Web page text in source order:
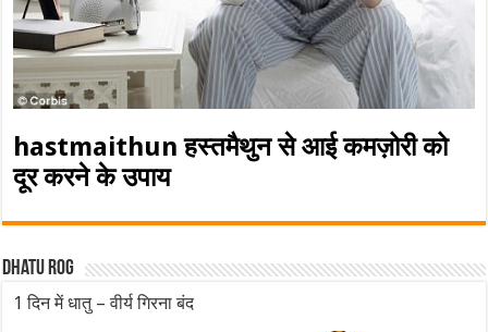
hastmaithun हस्तमैथुन से आई कमज़ोरी को
दूर करने के उपाय
Dhatu rog
1 दिन में धातु – वीर्य गिरना बंद